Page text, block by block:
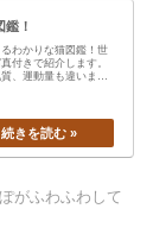
！
わかりな猫図鑑！世
付きで紹介します。
、運動量も違います
がふわふわして